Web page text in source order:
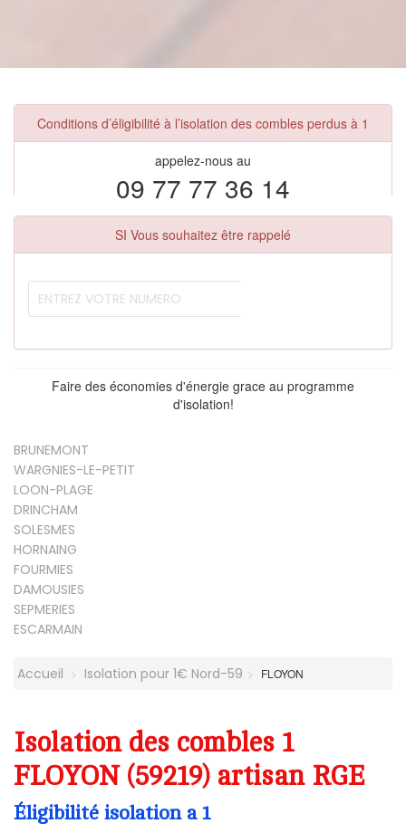
Conditions d’éligibilité à l’isolation des combles perdus à 1
appelez-nous au
09 77 77 36 14
SI Vous souhaitez être rappelé
Faire des économies d'énergie grace au programme
d'isolation!
BRUNEMONT
WARGNIES-LE-PETIT
LOON-PLAGE
DRINCHAM
SOLESMES
HORNAING
FOURMIES
DAMOUSIES
SEPMERIES
ESCARMAIN
Accueil Isolation pour 1€ Nord-59 FLOYON
Isolation des combles 1
FLOYON (59219) artisan RGE
Éligibilité isolation a 1